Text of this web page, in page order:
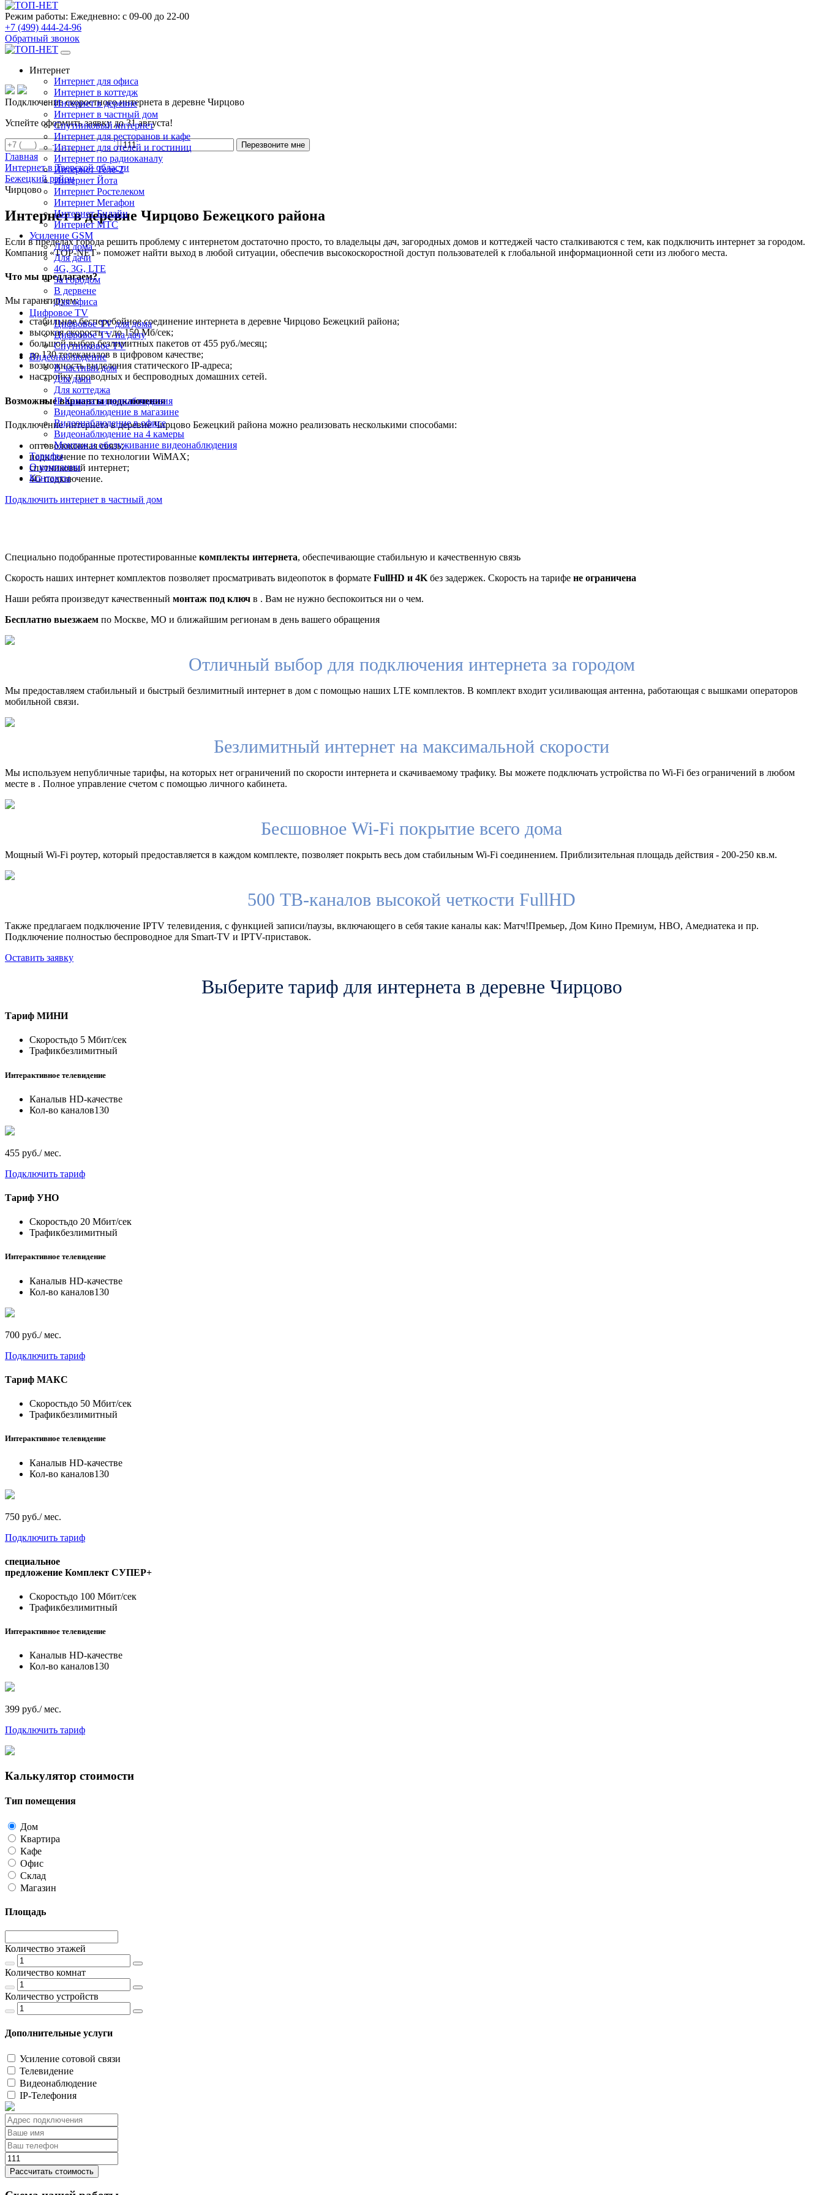
Режим работы: Ежедневно: с 09-00 до 22-00
+7 (499) 444-24-96
Обратный звонок
Интернет
Интернет для офиса
Интернет в коттедж
Интернет в деревне
Интернет в частный дом
Спутниковый интернет
Интернет для ресторанов и кафе
Интернет для отелей и гостиниц
Интернет по радиоканалу
Интернет Теле-2
Интернет Йота
Интернет Ростелеком
Интернет Мегафон
Интернет Билайн
Интернет МТС
Усиление GSM
Для дома
Для дачи
4G, 3G, LTE
За городом
В дервене
Для офиса
Цифровое TV
Цифровое TV для дома
Цифровое TV на дачу
Спутниковое TV
Видеонаблюдение
В частный дом
Для дачи
Для коттеджа
IP Камера видеонаблюдения
Видеонаблюдение в магазине
Видеонаблюдение в офисе
Видеонаблюдение на 4 камеры
Монтаж и обслуживание видеонаблюдения
Тарифы
О компании
Контакты
Подключение скоростного интернета в деревне Чирцово
Успейте оформить заявку до 31 августа!
Перезвоните мне
Главная
Интернет в Тверской области
Бежецкий район
Чирцово
Интернет в деревне Чирцово Бежецкого района
Если в пределах города решить проблему с интернетом достаточно просто, то владельцы дач, загородных домов и коттеджей часто сталкиваются с тем, как подключить интернет за городом.
Компания «TOP-NET» поможет найти выход в любой ситуации, обеспечив высокоскоростной доступ пользователей к глобальной информационной сети из любого места.
Что мы предлагаем?
Мы гарантируем:
стабильное бесперебойное соединение интернета в деревне Чирцово Бежецкий района;
высокая скорость – до 150 Мб/сек;
большой выбор безлимитных пакетов от 455 руб./месяц;
до 130 телеканалов в цифровом качестве;
возможность выделения статического IP-адреса;
настройку проводных и беспроводных домашних сетей.
Возможные варианты подключения
Подключение интернета в деревне Чирцово Бежецкий района можно реализовать несколькими способами:
оптоволоконная связь;
подключение по технологии WiMAX;
спутниковый интернет;
4G подключение.
Подключить интернет в частный дом
Специально подобранные протестированные комплекты интернета, обеспечивающие стабильную и качественную связь
Скорость наших интернет комплектов позволяет просматривать видеопоток в формате FullHD и 4K без задержек. Скорость на тарифе не ограничена
Наши ребята произведут качественный монтаж под ключ в . Вам не нужно беспокоиться ни о чем.
Бесплатно выезжаем по Москве, МО и ближайшим регионам в день вашего обращения
Отличный выбор для подключения интернета за городом
Мы предоставляем стабильный и быстрый безлимитный интернет в дом с помощью наших LTE комплектов. В комплект входит усиливающая антенна, работающая с вышками операторов
мобильной связи.
Безлимитный интернет на максимальной скорости
Мы используем непубличные тарифы, на которых нет ограничений по скорости интернета и скачиваемому трафику. Вы можете подключать устройства по Wi-Fi без ограничений в любом
месте в . Полное управление счетом с помощью личного кабинета.
Бесшовное Wi-Fi покрытие всего дома
Мощный Wi-Fi роутер, который предоставляется в каждом комплекте, позволяет покрыть весь дом стабильным Wi-Fi соединением. Приблизительная площадь действия - 200-250 кв.м.
500 ТВ-каналов высокой четкости FullHD
Также предлагаем подключение IPTV телевидения, с функцией записи/паузы, включающего в себя такие каналы как: Матч!Премьер, Дом Кино Премиум, HBO, Амедиатека и пр.
Подключение полностью беспроводное для Smart-TV и IPTV-приставок.
Оставить заявку
Выберите тариф для интернета в деревне Чирцово
Тариф МИНИ
Скоростьдо 5 Мбит/сек
Трафикбезлимитный
Интерактивное телевидение
Каналыв HD-качестве
Кол-во каналов130
455 руб./ мес.
Подключить тариф
Тариф УНО
Скоростьдо 20 Мбит/сек
Трафикбезлимитный
Интерактивное телевидение
Каналыв HD-качестве
Кол-во каналов130
700 руб./ мес.
Подключить тариф
Тариф МАКС
Скоростьдо 50 Мбит/сек
Трафикбезлимитный
Интерактивное телевидение
Каналыв HD-качестве
Кол-во каналов130
750 руб./ мес.
Подключить тариф
специальное
предложение Комплект СУПЕР+
Скоростьдо 100 Мбит/сек
Трафикбезлимитный
Интерактивное телевидение
Каналыв HD-качестве
Кол-во каналов130
399 руб./ мес.
Подключить тариф
Калькулятор стоимости
Тип помещения
Дом
Квартира
Кафе
Офис
Склад
Магазин
Площадь
Количество этажей
Количество комнат
Количество устройств
Дополнительные услуги
Усиление сотовой связи
Телевидение
Видеонаблюдение
IP-Телефония
Рассчитать стоимость